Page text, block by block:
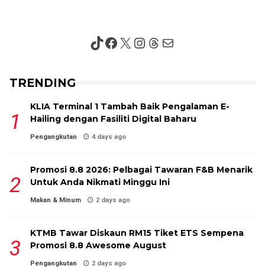
TikTok
Facebook
X Instagram
Threads
Mail
TRENDING
KLIA Terminal 1 Tambah Baik Pengalaman E-
Hailing dengan Fasiliti Digital Baharu
Pengangkutan 4 days ago
Promosi 8.8 2026: Pelbagai Tawaran F&B Menarik
Untuk Anda Nikmati Minggu Ini
Makan & Minum 2 days ago
KTMB Tawar Diskaun RM15 Tiket ETS Sempena
Promosi 8.8 Awesome August
Pengangkutan 2 days ago